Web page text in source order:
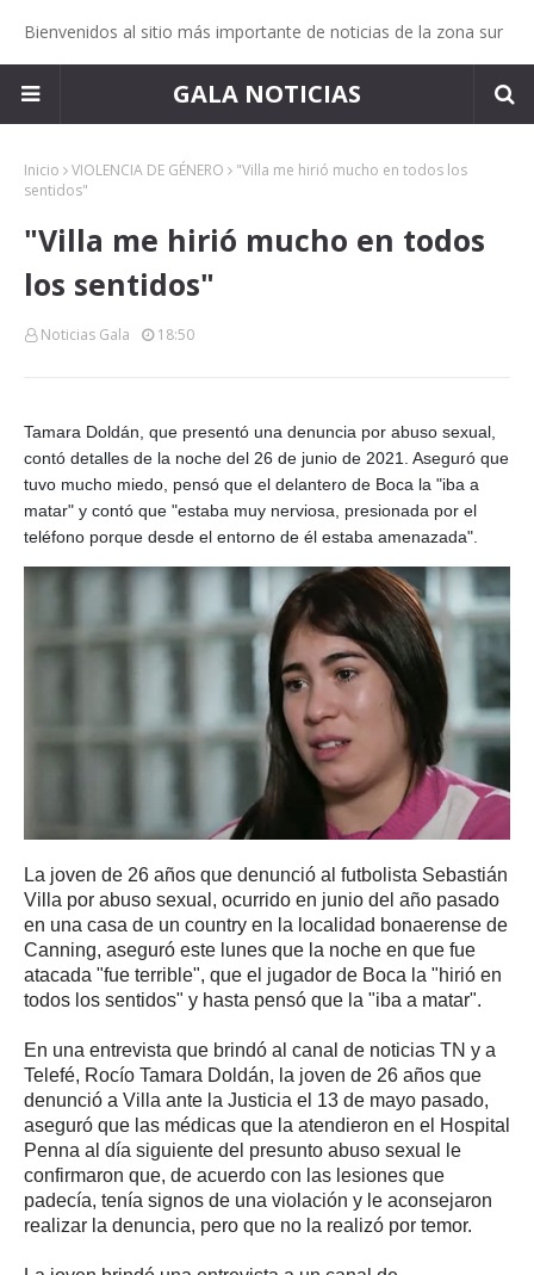
Bienvenidos al sitio más importante de noticias de la zona sur
GALA NOTICIAS
Inicio VIOLENCIA DE GÉNERO
"Villa me hirió mucho en todos los
sentidos"
"Villa me hirió mucho en todos
los sentidos"
Noticias Gala 18:50
Tamara Doldán, que presentó una denuncia por abuso sexual,
contó detalles de la noche del 26 de junio de 2021. Aseguró que
tuvo mucho miedo, pensó que el delantero de Boca la "iba a
matar" y contó que "estaba muy nerviosa, presionada por el
teléfono porque desde el entorno de él estaba amenazada".
La joven de 26 años que denunció al futbolista Sebastián
Villa por abuso sexual, ocurrido en junio del año pasado
en una casa de un country en la localidad bonaerense de
Canning, aseguró este lunes que la noche en que fue
atacada "fue terrible", que el jugador de Boca la "hirió en
todos los sentidos" y hasta pensó que la "iba a matar".
En una entrevista que brindó al canal de noticias TN y a
Telefé, Rocío Tamara Doldán, la joven de 26 años que
denunció a Villa ante la Justicia el 13 de mayo pasado,
aseguró que las médicas que la atendieron en el Hospital
Penna al día siguiente del presunto abuso sexual le
confirmaron que, de acuerdo con las lesiones que
padecía, tenía signos de una violación y le aconsejaron
realizar la denuncia, pero que no la realizó por temor.